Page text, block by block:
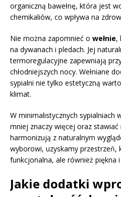
organiczną bawełnę, która jest
chemikaliów, co wpływa na
Nie można zapomnieć o wełnie,
na dywanach i pledach. Jej
termoregulacyjne zapewniają
chłodniejszych nocy. Wełniane
sypialni nie tylko estetyczną
klimat.
W minimalistycznych sypialniach
mniej znaczy więcej oraz stawiać
harmonizują z naturalnym
wyborowi, uzyskamy przestrzeń,
funkcjonalna, ale również piękna
Jakie dodatki